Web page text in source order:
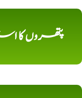
پتھروں کا